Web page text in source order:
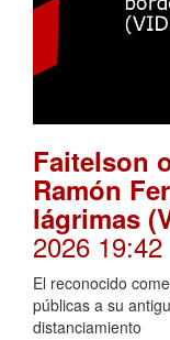
Faitelson
Ramón
lágrimas
2026 19:42
El reconocido
públicas a su
distanciamiento